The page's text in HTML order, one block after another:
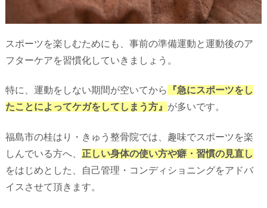
スポーツを楽しむためにも、事前の準備運動と運動後のア
フターケアを習慣化していきましょう。
特に、 運動をしない期間が空いてから
『急にスポーツをし
たことによってケガをしてしまう方』 が多いです。
福島市の桂はり・きゅう整骨院では、趣味でスポーツを楽
しんでいる方へ、 正しい身体の使い方や癖・習慣の見直し
をはじめとした、自己管理・コンディショニングをアドバ
イスさせて頂きます。